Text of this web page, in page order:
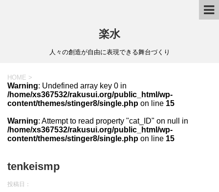
楽水
人々の創造が自由に表現できる舞台づくり
HOME >
Warning: Undefined array key 0 in
/home/xs367532/rakusui.org/public_html/wp-
content/themes/stinger8/single.php on line 15
Warning: Attempt to read property "cat_ID" on null in
/home/xs367532/rakusui.org/public_html/wp-
content/themes/stinger8/single.php on line 15
tenkeismp
投稿日：